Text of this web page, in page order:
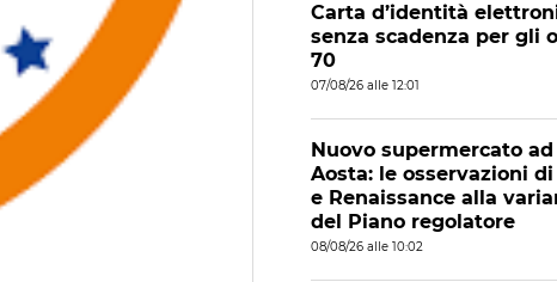
Carta d’identità
senza scadenza per gli
70
07/08/26 alle 12:01
Nuovo supermercato ad
Aosta: le osservazioni di
e Renaissance alla
del Piano regolatore
08/08/26 alle 10:02